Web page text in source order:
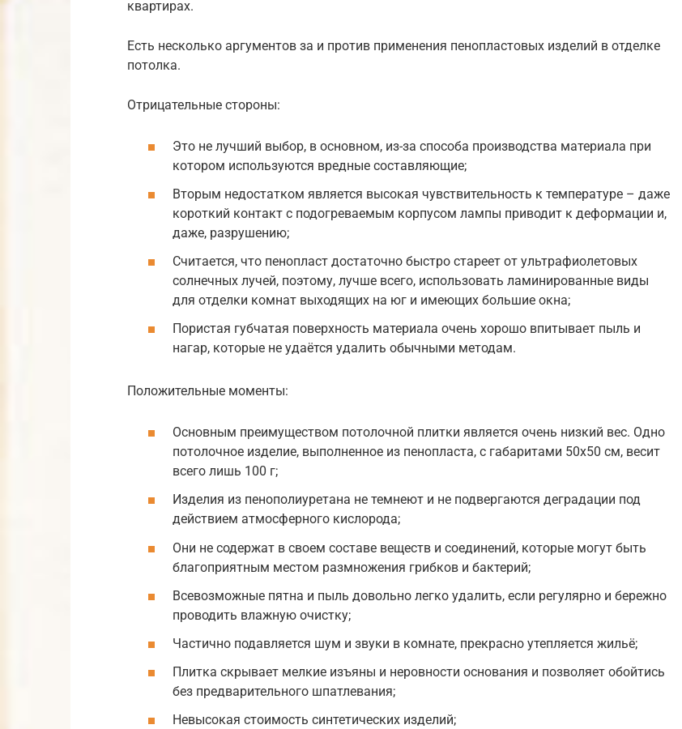
квартирах.
Есть несколько аргументов за и против применения пенопластовых изделий в отделке
потолка.
Отрицательные стороны:
Это не лучший выбор, в основном, из-за способа производства материала при
котором используются вредные составляющие;
Вторым недостатком является высокая чувствительность к температуре – даже
короткий контакт с подогреваемым корпусом лампы приводит к деформации и,
даже, разрушению;
Считается, что пенопласт достаточно быстро стареет от ультрафиолетовых
солнечных лучей, поэтому, лучше всего, использовать ламинированные виды
для отделки комнат выходящих на юг и имеющих большие окна;
Пористая губчатая поверхность материала очень хорошо впитывает пыль и
нагар, которые не удаётся удалить обычными методам.
Положительные моменты:
Основным преимуществом потолочной плитки является очень низкий вес. Одно
потолочное изделие, выполненное из пенопласта, с габаритами 50х50 см, весит
всего лишь 100 г;
Изделия из пенополиуретана не темнеют и не подвергаются деградации под
действием атмосферного кислорода;
Они не содержат в своем составе веществ и соединений, которые могут быть
благоприятным местом размножения грибков и бактерий;
Всевозможные пятна и пыль довольно легко удалить, если регулярно и бережно
проводить влажную очистку;
Частично подавляется шум и звуки в комнате, прекрасно утепляется жильё;
Плитка скрывает мелкие изъяны и неровности основания и позволяет обойтись
без предварительного шпатлевания;
Невысокая стоимость синтетических изделий;